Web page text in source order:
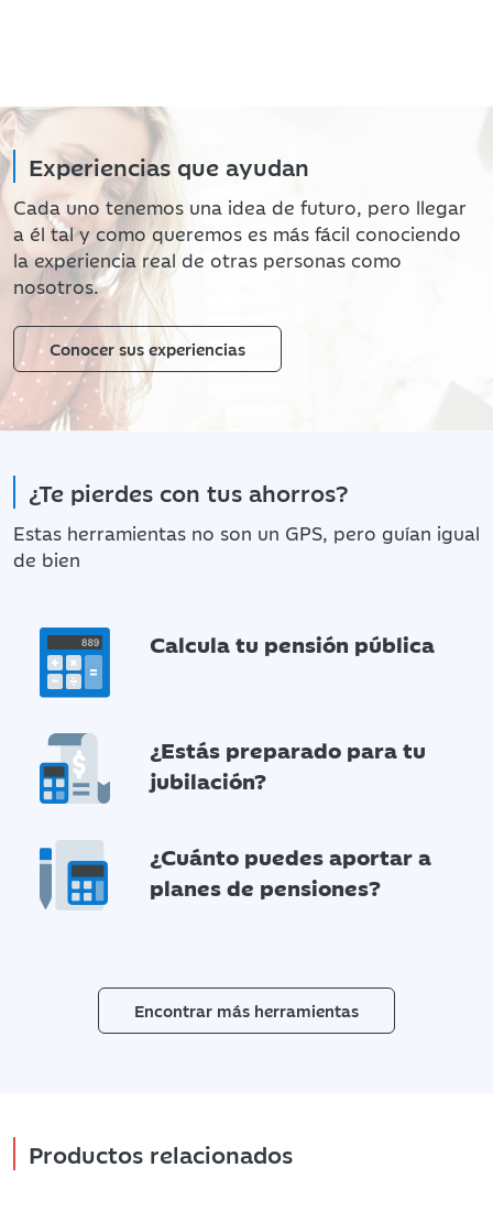
Experiencias que ayudan
Cada uno tenemos una idea de futuro, pero llegar
a él tal y como queremos es más fácil conociendo
la experiencia real de otras personas como
nosotros.
Conocer sus experiencias
¿Te pierdes con tus ahorros?
Estas herramientas no son un GPS, pero guían igual
de bien
Calcula tu pensión pública
¿Estás preparado para tu
jubilación?
¿Cuánto puedes aportar a
planes de pensiones?
Encontrar más herramientas
Productos relacionados